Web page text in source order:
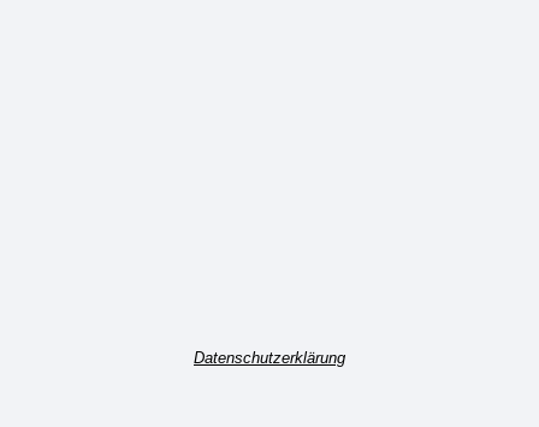
Datenschutzerklärung